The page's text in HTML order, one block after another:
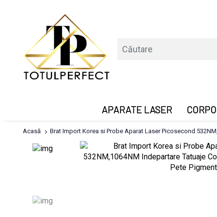
APARATE LASER
Acasă Brat Import Korea si Probe Aparat Laser Picosecond